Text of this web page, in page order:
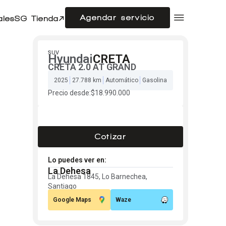
SG Tienda Agendar servicio
Doble cabina
Acerca de SG Autos
Financiamiento
SUV
HyundaiCRETA
CRETA 2.0 AT GRAND
2025 27.788 km Automático Gasolina
Precio desde:$18.990.000
Cotizar
Lo puedes ver en:
La Dehesa
La Dehesa 1845, Lo Barnechea,
Santiago
Google Maps Waze